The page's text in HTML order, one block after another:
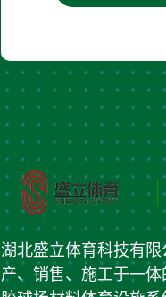
湖北盛立体育科技有
产、销售、施工于一